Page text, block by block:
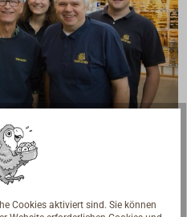
Bootsbauern und
Ihre Fragen und geben die
Cookies aktiviert sind. Sie können